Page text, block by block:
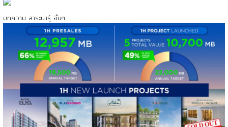
บทความ สาระน่ารู้ อื่นๆ